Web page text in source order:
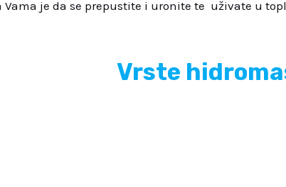
Vama je da se prepustite i uronite te uživate u
Vrste